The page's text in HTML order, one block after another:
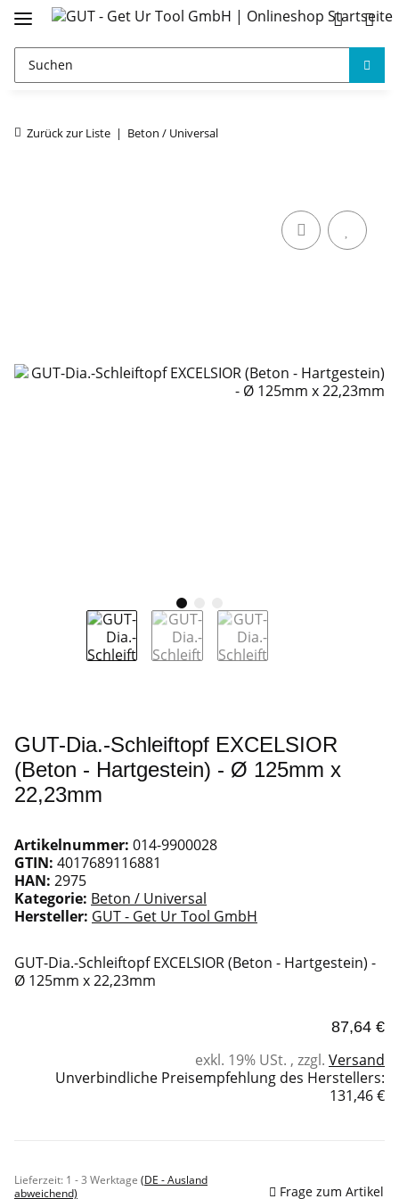
Zurück zur Liste Beton / Universal
GUT-Dia.-Schleiftopf EXCELSIOR
(Beton - Hartgestein) - Ø 125mm x
22,23mm
Artikelnummer: 014-9900028
GTIN: 4017689116881
HAN: 2975
Kategorie: Beton / Universal
Hersteller: GUT - Get Ur Tool GmbH
GUT-Dia.-Schleiftopf EXCELSIOR (Beton - Hartgestein) -
Ø 125mm x 22,23mm
87,64 €
exkl. 19% USt. , zzgl. Versand
Unverbindliche Preisempfehlung des Herstellers:
131,46 €
Lieferzeit: 1 - 3 Werktage (DE - Ausland
abweichend)
Frage zum Artikel